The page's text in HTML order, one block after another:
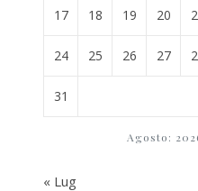
Agosto:
17 18 19 20
24 25 26 27
31
« Lug